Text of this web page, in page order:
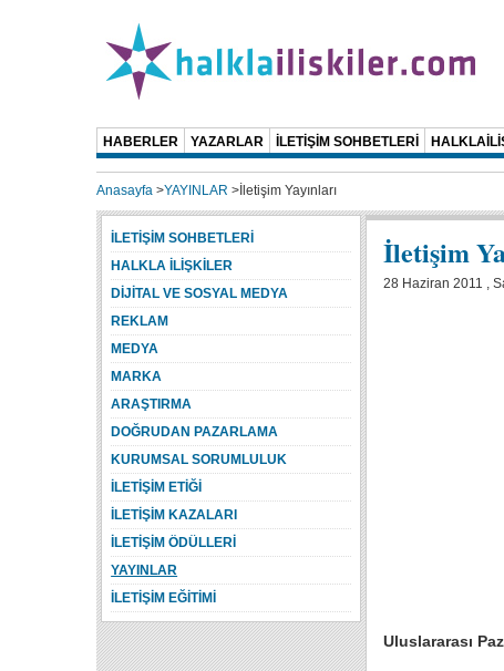
HABERLER YAZARLAR İLETİŞİM SOHBETLERİ
Anasayfa >YAYINLAR > İletişim Yayınları
İletişim
28 Haziran 2011 ,
Uluslararası
İLETİŞİM SOHBETLERİ
HALKLA İLİŞKİLER
DİJİTAL VE SOSYAL MEDYA
REKLAM
MEDYA
MARKA
ARAŞTIRMA
DOĞRUDAN PAZARLAMA
KURUMSAL SORUMLULUK
İLETİŞİM ETİĞİ
İLETİŞİM KAZALARI
İLETİŞİM ÖDÜLLERİ
YAYINLAR
İLETİŞİM EĞİTİMİ